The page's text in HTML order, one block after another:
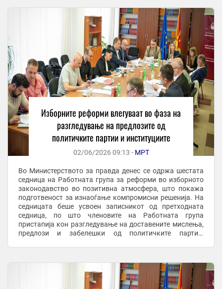
Изборните реформи влегуваат во фаза на
разгледување на предлозите од
политичките партии и институциите
02/06/2026 09:13 - МРТ
Во Министерството за правда денес се одржа шестата
седница на Работната група за реформи во изборното
законодавство во позитивна атмосфера, што покажа
подготвеност за изнаоѓање компромисни решенија. На
седницата беше усвоен записникот од претходната
седница, по што членовите на Работната група
пристапија кон разгледување на доставените мислења,
предлози и забелешки од политичките партии,